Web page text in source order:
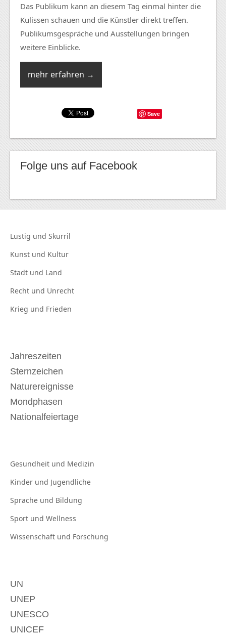
Das Publikum kann an diesem Tag einmal hinter die
Kulissen schauen und die Künstler direkt treffen.
Publikumsgespräche und Ausstellungen bringen
weitere Einblicke.
mehr erfahren →
Save
Folge uns auf Facebook
Lustig und Skurril
Kunst und Kultur
Stadt und Land
Recht und Unrecht
Krieg und Frieden
Jahreszeiten
Sternzeichen
Naturereignisse
Mondphasen
Nationalfeiertage
Gesundheit und Medizin
Kinder und Jugendliche
Sprache und Bildung
Sport und Wellness
Wissenschaft und Forschung
UN
UNEP
UNESCO
UNICEF